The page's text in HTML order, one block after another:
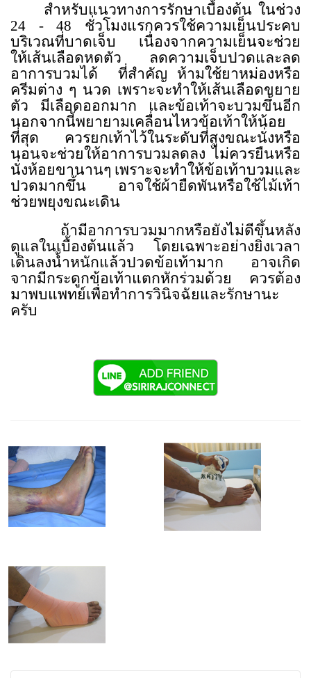
สำหรับแนวทางการรักษาเบื้องต้น ในช่วง
24 - 48 ชั่วโมงแรกควรใช้ความเย็นประคบ
บริเวณที่บาดเจ็บ
เนื่องจากความเย็นจะช่วย
ให้เส้นเลือดหดตัว
ลดความเจ็บปวดและลด
อาการบวมได้
ที่สำคัญ ห้ามใช้ยาหม่องหรือ
ครีมต่าง ๆ นวด เพราะจะทำให้เส้นเลือดขยาย
ตัว มีเลือดออกมาก และข้อเท้าจะบวมขึ้นอีก
นอกจากนี้พยายามเคลื่อนไหวข้อเท้าให้น้อย
ที่สุด ควรยกเท้าไว้ในระดับที่สูงขณะนั่งหรือ
นอนจะช่วยให้อาการบวมลดลง ไม่ควรยืนหรือ
นั่งห้อยขานานๆ เพราะจะทำให้ข้อเท้าบวมและ
ปวดมากขึ้น
อาจใช้ผ้ายืดพันหรือใช้ไม้เท้า
ช่วยพยุงขณะเดิน
ถ้ามีอาการบวมมากหรือยังไม่ดีขึ้นหลัง
ดูแลในเบื้องต้นแล้ว โดยเฉพาะอย่างยิ่งเวลา
เดินลงน้ำหนักแล้วปวดข้อเท้ามาก
อาจเกิด
จากมีกระดูกข้อเท้าแตกหักร่วมด้วย ควรต้อง
มาพบแพทย์เพื่อทำการวินิจฉัยและรักษานะ
ครับ